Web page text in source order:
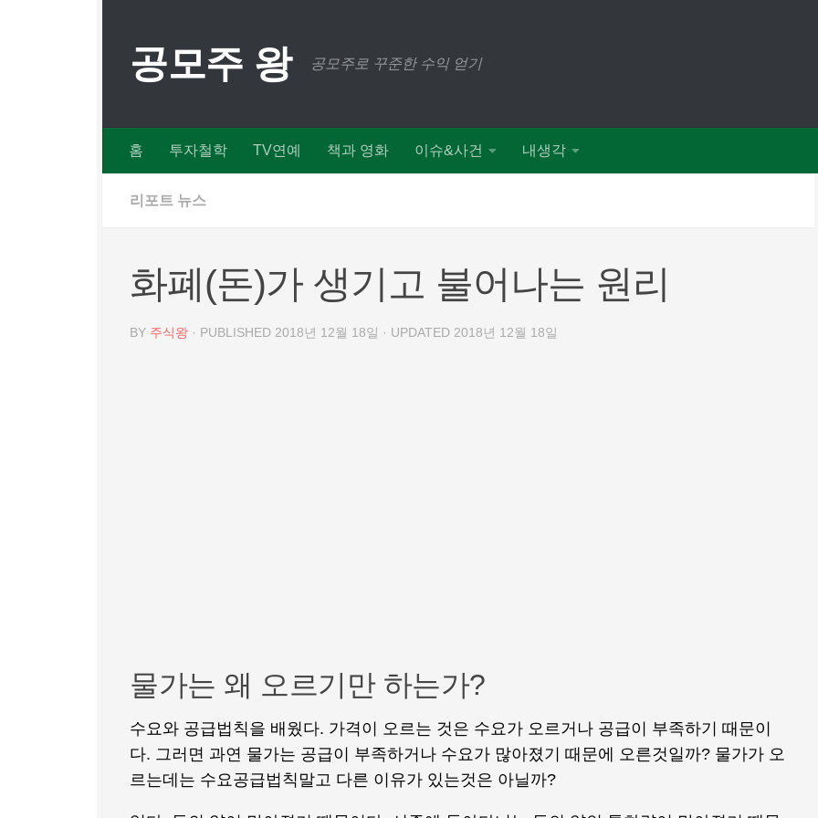
공모주 왕 공모주로 꾸준한 수익 얻기
홈 투자철학 TV연예 책과 영화 이슈&사건 내생각
리포트 뉴스
화폐(돈)가 생기고 불어나는 원리
BY 주식왕 · PUBLISHED 2018년 12월 18일 · UPDATED 2018년 12월 18일
물가는 왜 오르기만 하는가?
수요와 공급법칙을 배웠다. 가격이 오르는 것은 수요가 오르거나 공급이 부족하기 때문이
다. 그러면 과연 물가는 공급이 부족하거나 수요가 많아졌기 때문에 오른것일까? 물가가 오
르는데는 수요공급법칙말고 다른 이유가 있는것은 아닐까?